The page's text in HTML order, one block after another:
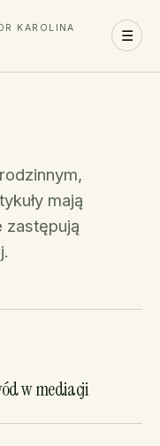
KAROLINA
☰
mają
w mediacji